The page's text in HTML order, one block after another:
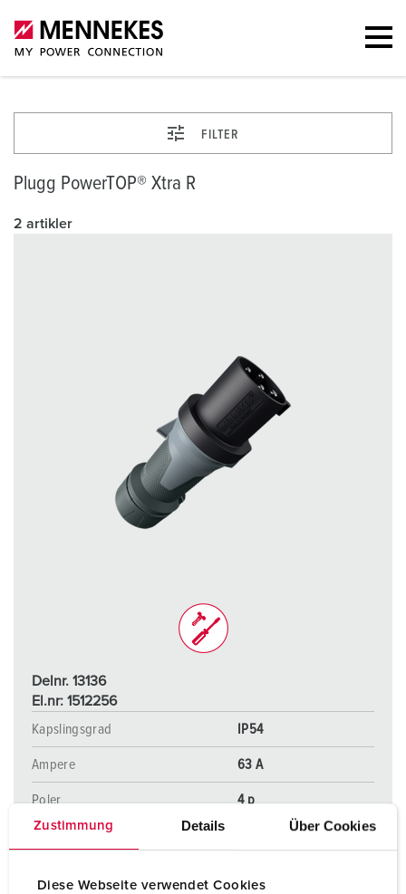
Zustimmung Details Über Cookies
Diese Webseite verwendet Cookies
FILTER
Plugg PowerTOP® Xtra R
2 artikler
Delnr. 13136
El.nr: 1512256
Kapslingsgrad
IP54
Ampere 63 A
Poler 4 p
600 - 690 V